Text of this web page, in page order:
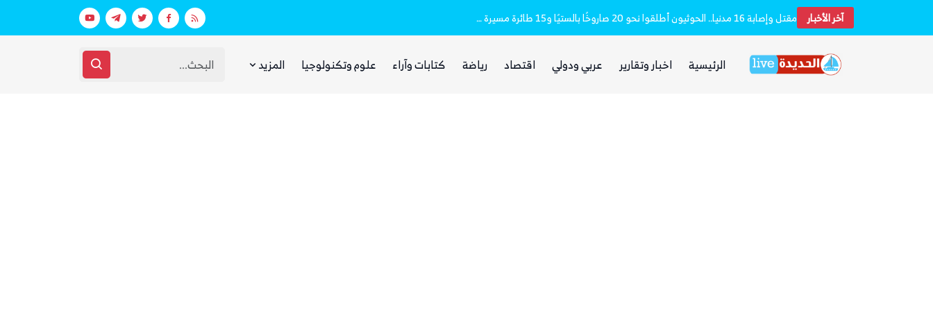
آخر الأخباربعد يومين من الانفجار.. الحوثيون ينتشلون جثث 26 من عناصر «القوة الصاروخية» في نفق بين الحيمة ومناخة مقتل وإصابة 16 مدنيا.. الحوثيون أطلقوا نحو 20 صاروخًا بالستيًا و15 طائرة مسيرة على مأرب
الرئيسية اخبار وتقارير عربي ودولي اقتصاد رياضة كتابات وآراء علوم وتكنولوجيا المزيد